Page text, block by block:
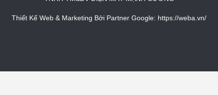
Thiết Kế Web & Marketing Bởi Partner Google: https://weba.vn/